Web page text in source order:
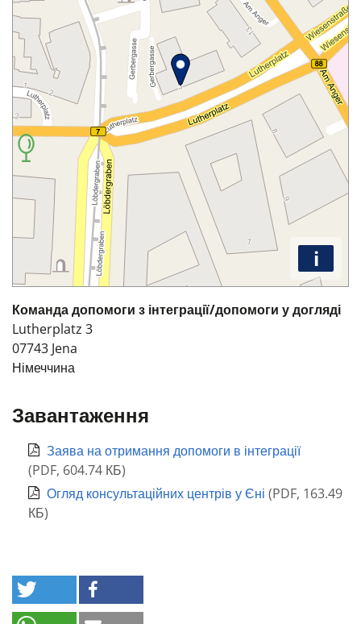
i
Команда допомоги з інтеграції/допомоги у догляді
Lutherplatz 3
07743 Jena
Німеччина
Завантаження
Заява на отримання допомоги в інтеграції
(PDF, 604.74 КБ)
Огляд консультаційних центрів у Єні (PDF, 163.49
КБ)